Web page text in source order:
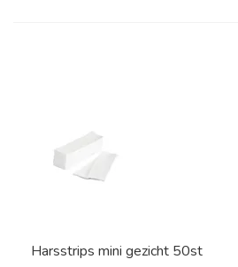
Harsstrips mini gezicht 50st